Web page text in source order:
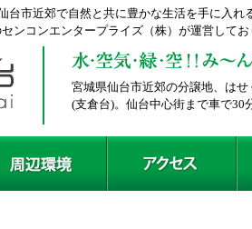
台市近郊で自然と共に豊かな生活を手に入れ
ンコンエンタープライズ（株）が運営してお
はせくら台
宮城県仙台市近郊の分譲地、はせ
(支倉台)。仙台中心街まで車で30